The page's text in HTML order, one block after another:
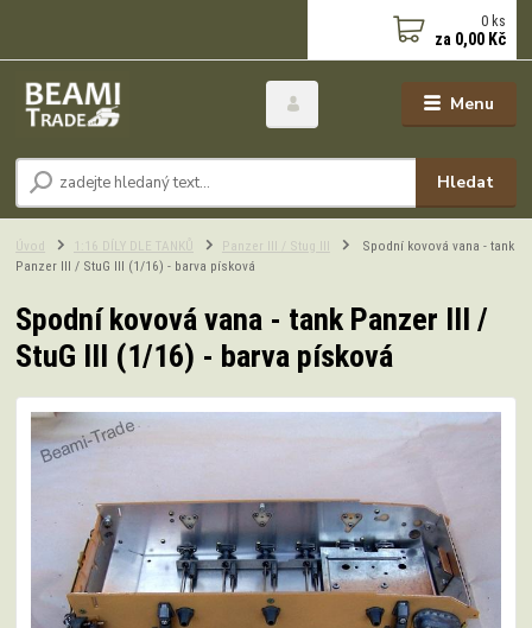
Menu
Hledat
0 ks
za 0,00 Kč
Úvod 1:16 DÍLY DLE TANKŮ Panzer III / Stug III
Spodní kovová vana - tank
Panzer III / StuG III (1/16) - barva písková
Spodní kovová vana - tank Panzer III /
StuG III (1/16) - barva písková